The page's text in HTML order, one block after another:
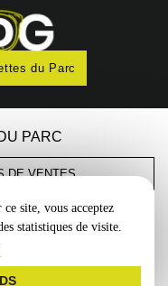
du Parc
PARC
DE VENTES
site, vous acceptez
statistiques de visite.